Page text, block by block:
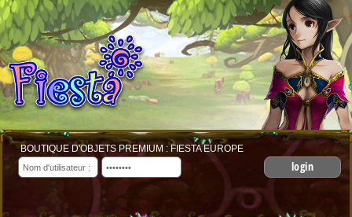
BOUTIQUE D'OBJETS PREMIUM : FIESTA EUROPE
login